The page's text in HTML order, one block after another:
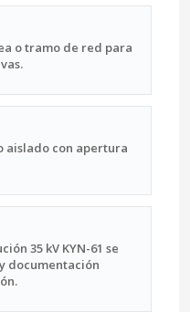
o tramo de red para
aislado con apertura
35 kV KYN-61 se
documentación